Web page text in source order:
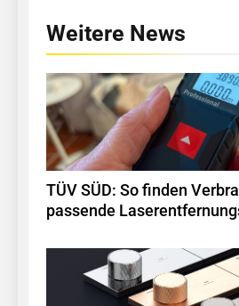
Weitere News
TÜV SÜD: So finden
passende